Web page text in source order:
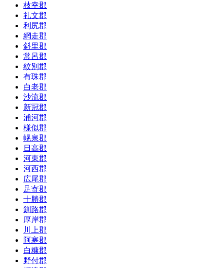
枝幸郡
礼文郡
利尻郡
網走郡
斜里郡
常呂郡
紋別郡
有珠郡
白老郡
沙流郡
新冠郡
浦河郡
様似郡
幌泉郡
日高郡
河東郡
河西郡
広尾郡
足寄郡
十勝郡
釧路郡
厚岸郡
川上郡
阿寒郡
白糠郡
野付郡